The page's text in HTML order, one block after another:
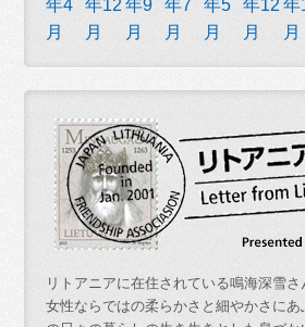
年4
月
年12
月
年9
月
年7
月
年5
月
年12
月
年
月
リトアニアに在住されている鳴海深雪さ
女性ならではの柔らかさと細やかさに